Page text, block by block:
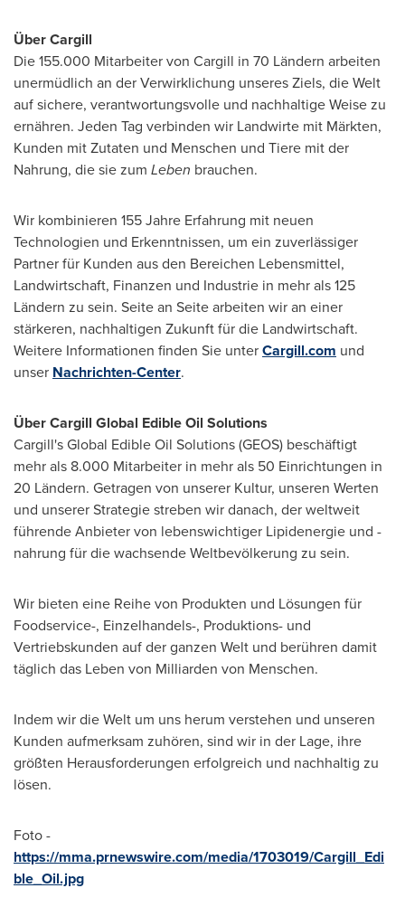
Über Cargill
Die 155.000 Mitarbeiter von Cargill in 70 Ländern arbeiten
unermüdlich an der Verwirklichung unseres Ziels, die Welt
auf sichere, verantwortungsvolle und nachhaltige Weise zu
ernähren. Jeden Tag verbinden wir Landwirte mit Märkten,
Kunden mit Zutaten und Menschen und Tiere mit der
Nahrung, die sie zum Leben brauchen.
Wir kombinieren 155 Jahre Erfahrung mit neuen
Technologien und Erkenntnissen, um ein zuverlässiger
Partner für Kunden aus den Bereichen Lebensmittel,
Landwirtschaft, Finanzen und Industrie in mehr als 125
Ländern zu sein. Seite an Seite arbeiten wir an einer
stärkeren, nachhaltigen Zukunft für die Landwirtschaft.
Weitere Informationen finden Sie unterCargill.com und
unser Nachrichten-Center.
Über Cargill Global Edible Oil Solutions
Cargill's Global Edible Oil Solutions (GEOS) beschäftigt
mehr als 8.000 Mitarbeiter in mehr als 50 Einrichtungen in
20 Ländern. Getragen von unserer Kultur, unseren Werten
und unserer Strategie streben wir danach, der weltweit
führende Anbieter von lebenswichtiger Lipidenergie und -
nahrung für die wachsende Weltbevölkerung zu sein.
Wir bieten eine Reihe von Produkten und Lösungen für
Foodservice-, Einzelhandels-, Produktions- und
Vertriebskunden auf der ganzen Welt und berühren damit
täglich das Leben von Milliarden von Menschen.
Indem wir die Welt um uns herum verstehen und unseren
Kunden aufmerksam zuhören, sind wir in der Lage, ihre
größten Herausforderungen erfolgreich und nachhaltig zu
lösen.
Foto -
https://mma.prnewswire.com/media/1703019/Cargill_Edi
ble_Oil.jpg